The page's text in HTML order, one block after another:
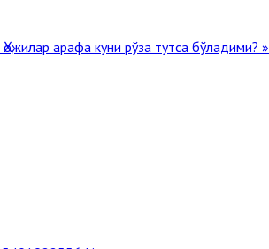
Ҳожилар арафа куни рўза тутса бўладими? »